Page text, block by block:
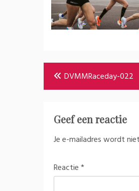
Bericht
navigatie
DVMMRaceday-022
Geef een reactie
Je e-mailadres wordt
Reactie*